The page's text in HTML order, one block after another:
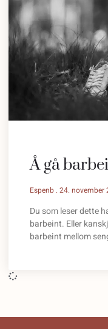
Å gå
Espenb 24. november
Du som leser dette
barbeint. Eller
barbeint mellom